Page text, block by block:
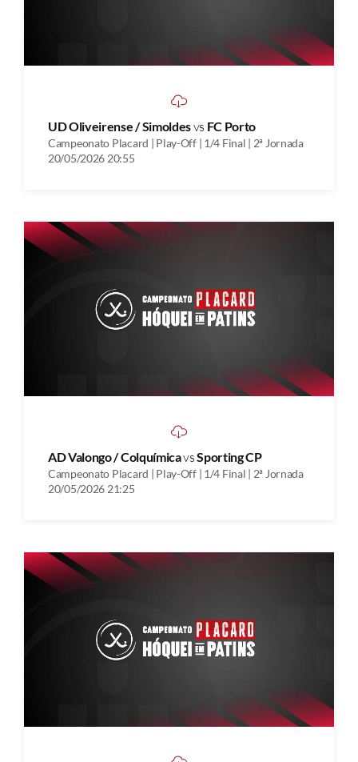
UD Oliveirense / Simoldesvs FC Porto
Campeonato Placard | Play-Off | 1/4 Final | 2ª Jornada
20/05/2026 20:55
AD Valongo / ColquímicavsSporting CP
Campeonato Placard | Play-Off | 1/4 Final | 2ª Jornada
20/05/2026 21:25